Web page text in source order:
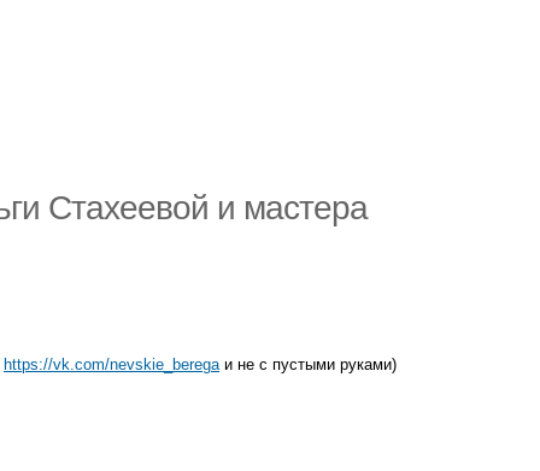
Стахеевой и мастера
https://vk.com/nevskie_berega и не с пустыми руками)